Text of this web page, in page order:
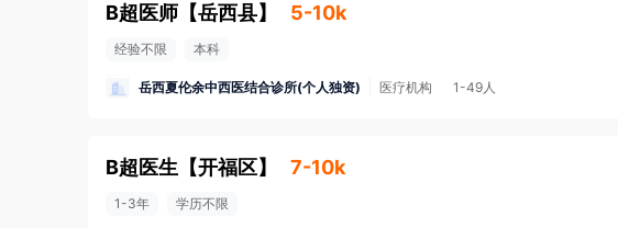
B超医师 【岳西县】 5-10k
经验不限 本科
岳西夏伦余中西医结合诊所(个人独资) 医疗机构 1-49人
B超医生 【开福区】 7-10k
1-3年 学历不限